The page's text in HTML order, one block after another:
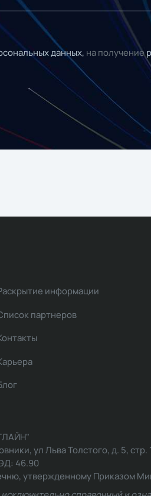
данных, на получение
информации
партнеров
ул Льва Толстого, д. 5,
46.90
утвержденному Приказом